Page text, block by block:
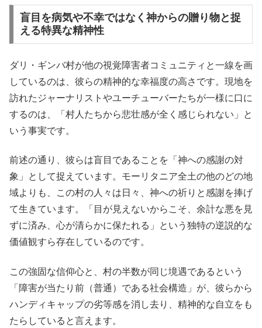
盲目を病気や不幸ではなく神からの贈り物と捉
える特異な精神性
ダリ・ギンバ村が他の視覚障害者コミュニティと一線を画
しているのは、彼らの精神的な幸福度の高さです。現地を
訪れたジャーナリストやユーチューバーたちが一様に口に
するのは、「村人たちから悲壮感が全く感じられない」と
いう事実です。
前述の通り、彼らは盲目であることを「神への感謝の対
象」として捉えています。モーリタニア全土の他のどの地
域よりも、この村の人々は日々、神への祈りと感謝を捧げ
て生きています。「目が見えないからこそ、余計な悪を見
ずに済み、心が清らかに保たれる」という独特の逆説的な
価値観すら存在しているのです。
この強固な信仰心と、村の半数が同じ境遇であるという
「障害が当たり前（普通）である社会構造」が、彼らから
ハンディキャップの劣等感を消し去り、精神的な自立をも
たらしていると言えます。